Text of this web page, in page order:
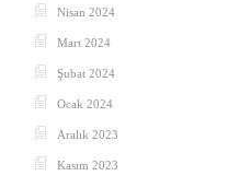
Nisan 2024
Mart 2024
Şubat 2024
Ocak 2024
Aralık 2023
Kasım 2023